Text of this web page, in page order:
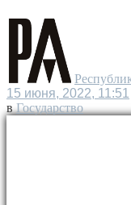
15 июня, 2022, 11:51
в Государство